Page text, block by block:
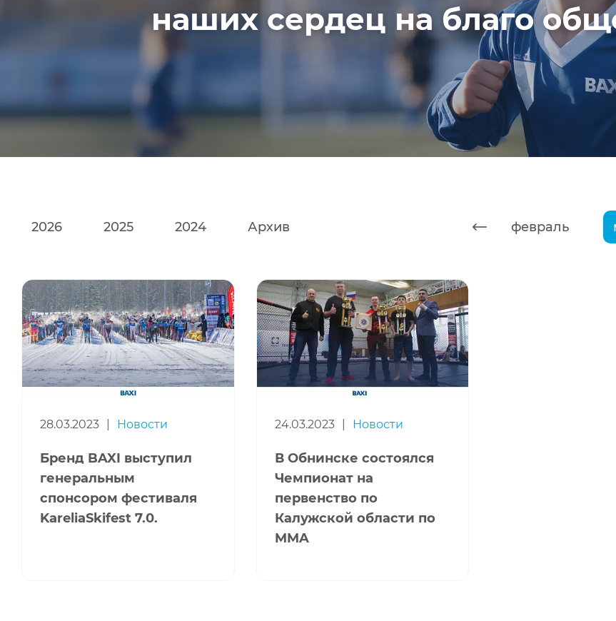
наших сердец на благо
2026 2025 2024 Архив февраль
28.03.2023 Новости
Бренд BAXI выступил
генеральным
спонсором фестиваля
KareliaSkifest 7.0.
24.03.2023 Новости
В Обнинске состоялcя
Чемпионат на
первенство по
Калужской области по
MMA